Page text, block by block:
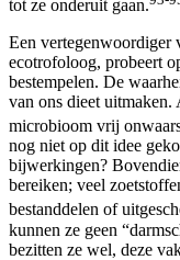
tot ze onderuit gaan.
Een vertegenwoordiger
ecotrofoloog, probeert
bestempelen. De
van ons dieet uitmaken.
microbioom vrij
nog niet op dit idee
bijwerkingen?
bereiken; veel
bestanddelen of
kunnen ze geen
bezitten ze wel, deze